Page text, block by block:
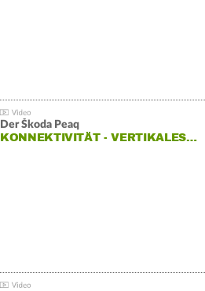
Der Škoda Peaq
KONNEKTIVITÄT - VERTIKALES…